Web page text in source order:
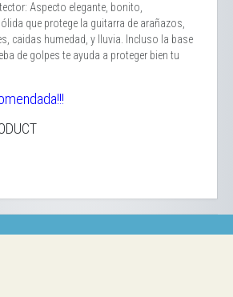
Aspecto elegante, bonito,
que protege la guitarra de arañazos,
caidas humedad, y lluvia. Incluso la base
de golpes te ayuda a proteger bien tu